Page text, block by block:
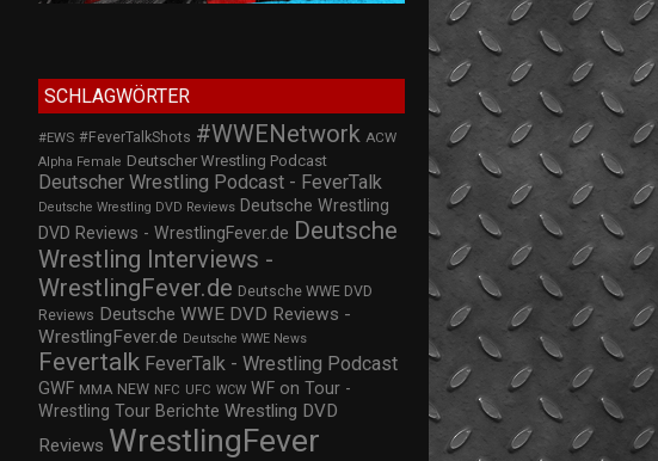
SCHLAGWÖRTER
#EWS #FeverTalkShots #WWENetwork ACW
Alpha Female Deutscher Wrestling Podcast
Deutscher Wrestling Podcast - FeverTalk
Deutsche Wrestling DVD Reviews Deutsche Wrestling
DVD Reviews - WrestlingFever.de Deutsche
Wrestling Interviews -
WrestlingFever.de Deutsche WWE DVD
Reviews Deutsche WWE DVD Reviews -
WrestlingFever.de Deutsche WWE News
Fevertalk FeverTalk - Wrestling Podcast
GWF MMA NEW NFC UFC WCW WF on Tour -
Wrestling Tour Berichte Wrestling DVD
Reviews WrestlingFever